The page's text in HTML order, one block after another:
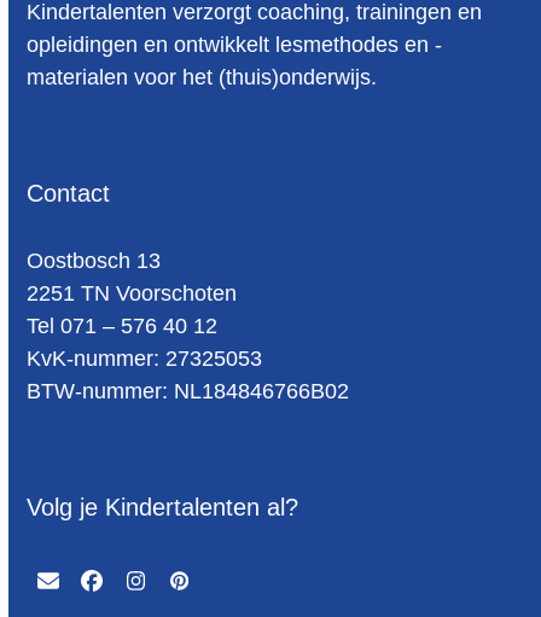
Kindertalenten verzorgt coaching, trainingen en
opleidingen en ontwikkelt lesmethodes en -
materialen voor het (thuis)onderwijs.
Contact
Oost­bosch 13
2251 TN Voorschoten
Tel 071 – 576 40 12
KvK-nummer: 27325053
BTW-num­mer: NL184846766B02
Volg je Kindertalenten al?
EmailFacebook
Instagram
Pinterest